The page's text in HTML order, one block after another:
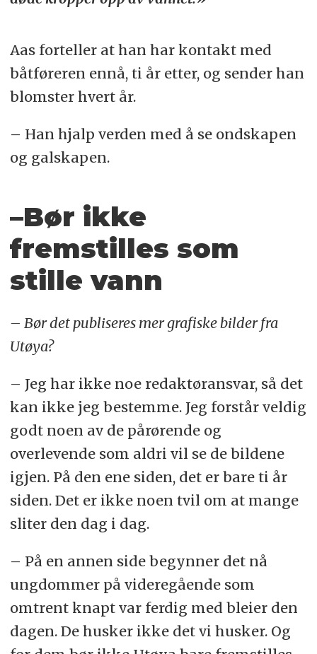
Aas forteller at han har kontakt med
båtføreren ennå, ti år etter, og sender han
blomster hvert år.
– Han hjalp verden med å se ondskapen
og galskapen.
–Bør ikke
fremstilles som
stille vann
– Bør det publiseres mer grafiske bilder fra
Utøya?
– Jeg har ikke noe redaktøransvar, så det
kan ikke jeg bestemme. Jeg forstår veldig
godt noen av de pårørende og
overlevende som aldri vil se de bildene
igjen. På den ene siden, det er bare ti år
siden. Det er ikke noen tvil om at mange
sliter den dag i dag.
– På en annen side begynner det nå
ungdommer på videregående som
omtrent knapt var ferdig med bleier den
dagen. De husker ikke det vi husker. Og